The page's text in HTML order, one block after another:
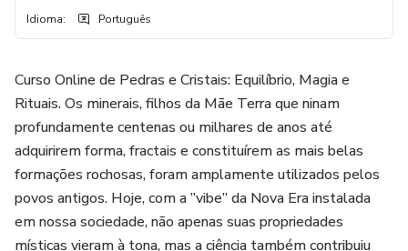
Idioma: Português
Curso Online de Pedras e Cristais: Equilíbrio, Magia e
Rituais. Os minerais, filhos da Mãe Terra que ninam
profundamente centenas ou milhares de anos até
adquirirem forma, fractais e constituírem as mais belas
formações rochosas, foram amplamente utilizados pelos
povos antigos. Hoje, com a ”vibe” da Nova Era instalada
em nossa sociedade, não apenas suas propriedades
místicas vieram à tona, mas a ciência também contribuiu